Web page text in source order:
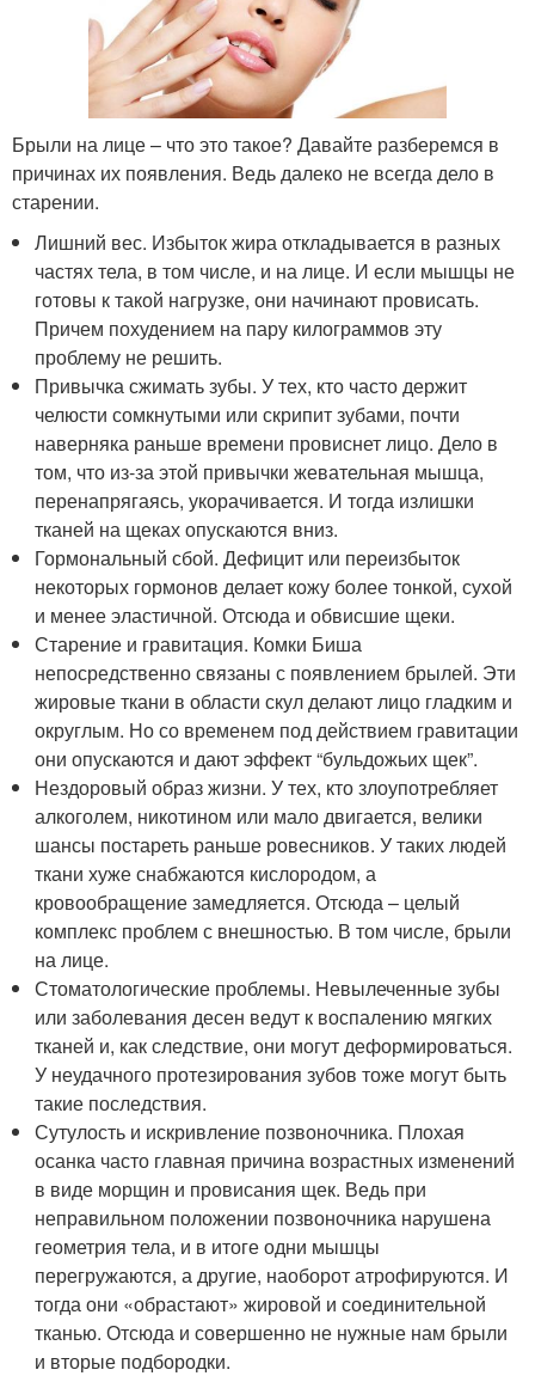
Брыли на лице – что это такое? Давайте разберемся в
причинах их появления. Ведь далеко не всегда дело в
старении.
Лишний вес. Избыток жира откладывается в разных
частях тела, в том числе, и на лице. И если мышцы не
готовы к такой нагрузке, они начинают провисать.
Причем похудением на пару килограммов эту
проблему не решить.
Привычка сжимать зубы. У тех, кто часто держит
челюсти сомкнутыми или скрипит зубами, почти
наверняка раньше времени провиснет лицо. Дело в
том, что из-за этой привычки жевательная мышца,
перенапрягаясь, укорачивается. И тогда излишки
тканей на щеках опускаются вниз.
Гормональный сбой. Дефицит или переизбыток
некоторых гормонов делает кожу более тонкой, сухой
и менее эластичной. Отсюда и обвисшие щеки.
Старение и гравитация. Комки Биша
непосредственно связаны с появлением брылей. Эти
жировые ткани в области скул делают лицо гладким и
округлым. Но со временем под действием гравитации
они опускаются и дают эффект “бульдожьих щек”.
Нездоровый образ жизни. У тех, кто злоупотребляет
алкоголем, никотином или мало двигается, велики
шансы постареть раньше ровесников. У таких людей
ткани хуже снабжаются кислородом, а
кровообращение замедляется. Отсюда – целый
комплекс проблем с внешностью. В том числе, брыли
на лице.
Стоматологические проблемы. Невылеченные зубы
или заболевания десен ведут к воспалению мягких
тканей и, как следствие, они могут деформироваться.
У неудачного протезирования зубов тоже могут быть
такие последствия.
Сутулость и искривление позвоночника. Плохая
осанка часто главная причина возрастных изменений
в виде морщин и провисания щек. Ведь при
неправильном положении позвоночника нарушена
геометрия тела, и в итоге одни мышцы
перегружаются, а другие, наоборот атрофируются. И
тогда они «обрастают» жировой и соединительной
тканью. Отсюда и совершенно не нужные нам брыли
и вторые подбородки.